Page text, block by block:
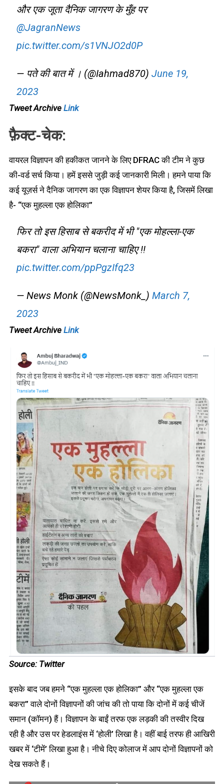
और एक जूता दैनिक जागरण के मुँह पर
@JagranNews
pic.twitter.com/s1VNJO2d0P
— पते की बात में । (@Iahmad870) June 19,
2023
Tweet Archive Link
फ़ैक्ट-चेक:
वायरल विज्ञापन की हकीकत जानने के लिए DFRAC की टीम ने कुछ
की-वर्ड सर्च किया। हमें इससे जुड़ी कई जानकारी मिली। हमने पाया कि
कई यूज़र्स ने दैनिक जागरण का एक विज्ञापन शेयर किया है, जिसमें लिखा
है- “एक मुहल्ला एक होलिका”
फिर तो इस हिसाब से बकरीद में भी "एक मोहल्ला-एक
बकरा" वाला अभियान चलाना चाहिए !!
pic.twitter.com/ppPgzIfq23
— News Monk (@NewsMonk_) March 7,
2023
Tweet Archive Link
Source: Twitter
इसके बाद जब हमने “एक मुहल्ला एक होलिका” और “एक मुहल्ला एक
बकरा” वाले दोनों विज्ञापनों की जांच की तो पाया कि दोनों में कई चीजें
समान (कॉमन) हैं। विज्ञापन के बाईं तरफ एक लड़की की तस्वीर दिख
रही है और उस पर हेडलाइंस में ‘होली’ लिखा है। वहीं बाई तरफ ही आखिरी
खबर में ‘टीमें’ लिखा हुआ है। नीचे दिए कोलाज में आप दोनों विज्ञापनों को
देख सकते हैं।